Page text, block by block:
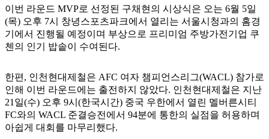
이번 라운드 MVP로 선정된 구채현의 시상식은 오는 6월 5일
(목) 오후 7시 창녕스포츠파크에서 열리는 서울시청과의 홈경
기에서 진행될 예정이며 부상으로 프리미엄 주방가전기업 쿠
첸의 인기 밥솥이 수여된다.
한편, 인천현대제철은 AFC 여자 챔피언스리그(WACL) 참가로
인해 이번 라운드에는 출전하지 않았다. 인천현대제철은 지난
21일(수) 오후 9시(한국시간) 중국 우한에서 열린 멜버른시티
FC와의 WACL 준결승전에서 94분에 통한의 실점을 허용하며
아쉽게 대회를 마무리했다.